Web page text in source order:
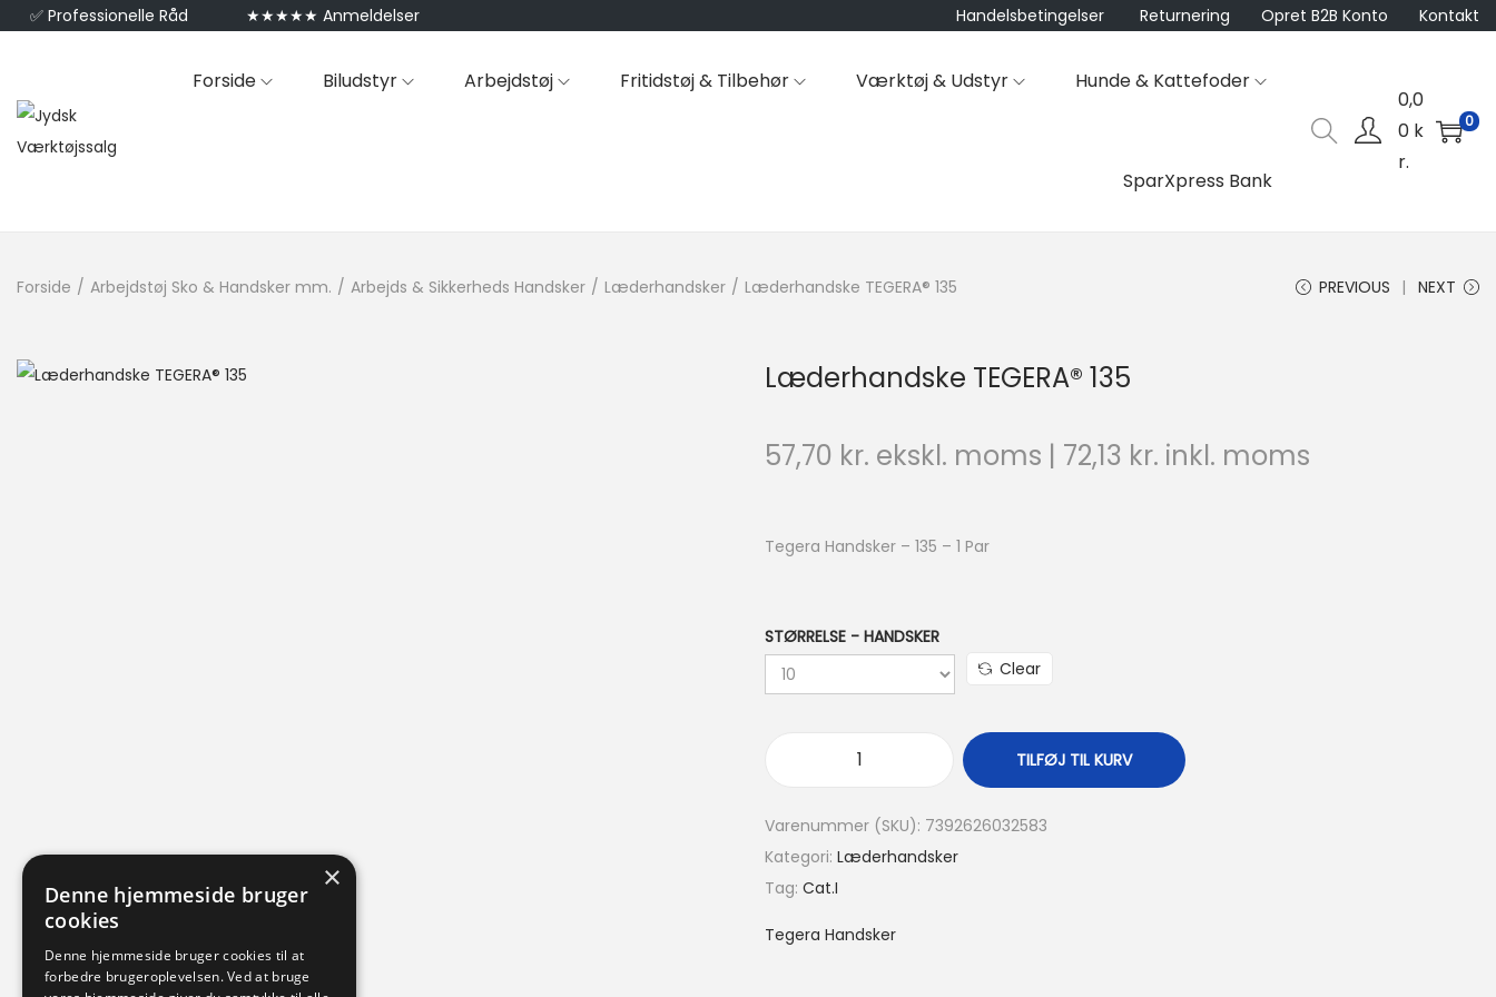
✅ Professionelle Råd ★★★★★ Anmeldelser Handelsbetingelser Returnering Opret B2B Konto Kontakt
Forside Biludstyr Arbejdstøj Fritidstøj & Tilbehør Værktøj & Udstyr Hunde & Kattefoder
SparXpress Bank
0,0
0 k
r.
0
Forside / Arbejdstøj Sko & Handsker mm. / Arbejds & Sikkerheds Handsker / Læderhandsker / Læderhandske TEGERA® 135 PREVIOUS NEXT
Læderhandske TEGERA® 135
57,70 kr. ekskl. moms | 72,13 kr. inkl. moms
Tegera Handsker – 135 – 1 Par
STØRRELSE - HANDSKER
Clear
TILFØJ TIL KURV
Varenummer (SKU): 7392626032583
Kategori: Læderhandsker
Tag: Cat.I
Tegera Handsker
×
Denne hjemmeside bruger
cookies
Denne hjemmeside bruger cookies til at
forbedre brugeroplevelsen. Ved at bruge